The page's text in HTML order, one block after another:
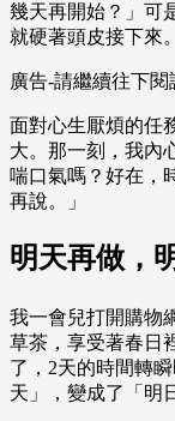
幾天再開始？」可
就硬著頭皮接下來。
廣告-請繼續往下閱
面對心生厭煩的任
大。那一刻，我內
喘口氣嗎？好在，
再說。」
明天再做，
我一會兒打開購物
草茶，享受著春日
了，2天的時間轉
天」，變成了「明